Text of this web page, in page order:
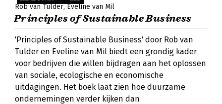
Rob van Tulder Eveline van Mil
Principles of Sustainable Business
'Principles of Sustainable Business' door Rob van
Tulder en Eveline van Mil biedt een grondig kader
voor bedrijven die willen bijdragen aan het oplossen
van sociale, ecologische en economische
uitdagingen. Het boek laat zien hoe duurzame
ondernemingen verder kijken dan